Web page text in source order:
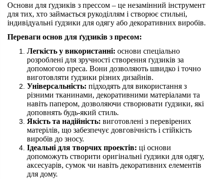
Основи для ґудзиків з прессом – це незамінний інструмент
для тих, хто займається рукоділлям і створює стильні,
індивідуальні ґудзики для одягу або декоративних виробів.
Переваги основ для ґудзиків з пресом:
Легкість у використанні: основи спеціально
розроблені для зручності створення ґудзиків за
допомогою преса. Вони дозволяють швидко і точно
виготовляти ґудзики різних дизайнів.
Універсальність: підходять для використання з
різними тканинами, декоративними матеріалами та
навіть папером, дозволяючи створювати ґудзики, які
доповнять будь-який стиль.
Якість та надійність: виготовлені з перевірених
матерілів, що забезпечує довговічність і стійкість
виробів до зносу.
Ідеальні для творчих проектів: ці основи
допоможуть створити оригінальні ґудзики для одягу,
аксесуарів, сумок чи навіть декоративних елементів
для дому.